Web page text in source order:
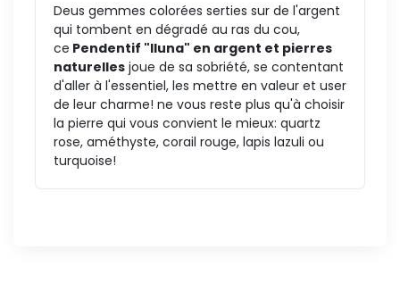
Deus gemmes colorées serties sur de l'argent
qui tombent en dégradé au ras du cou,
ce Pendentif "Iluna" en argent et pierres
naturelles joue de sa sobriété, se contentant
d'aller à l'essentiel, les mettre en valeur et user
de leur charme! ne vous reste plus qu'à choisir
la pierre qui vous convient le mieux: quartz
rose, améthyste, corail rouge, lapis lazuli ou
turquoise!